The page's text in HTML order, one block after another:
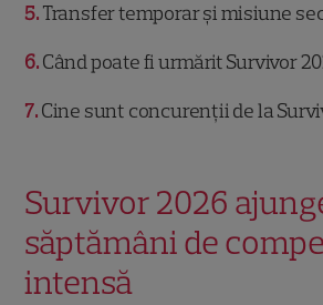
5 Transfer temporar și misiune
6 Când poate fi urmărit Survivor
7 Cine sunt concurenții de la
Survivor 2026
săptămâni de
intensă